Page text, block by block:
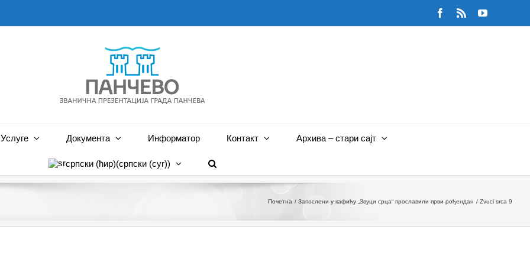
Facebook
Rss YouTube
Услуге Документа Информатор Контакт Архива – стари сајт
српски (ћир)(српски (cyr))
Почетна Запослени у кафићу „Звуци срца“ прославили први рођендан Zvuci srca 9